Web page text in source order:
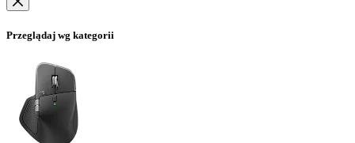
Przeglądaj wg kategorii